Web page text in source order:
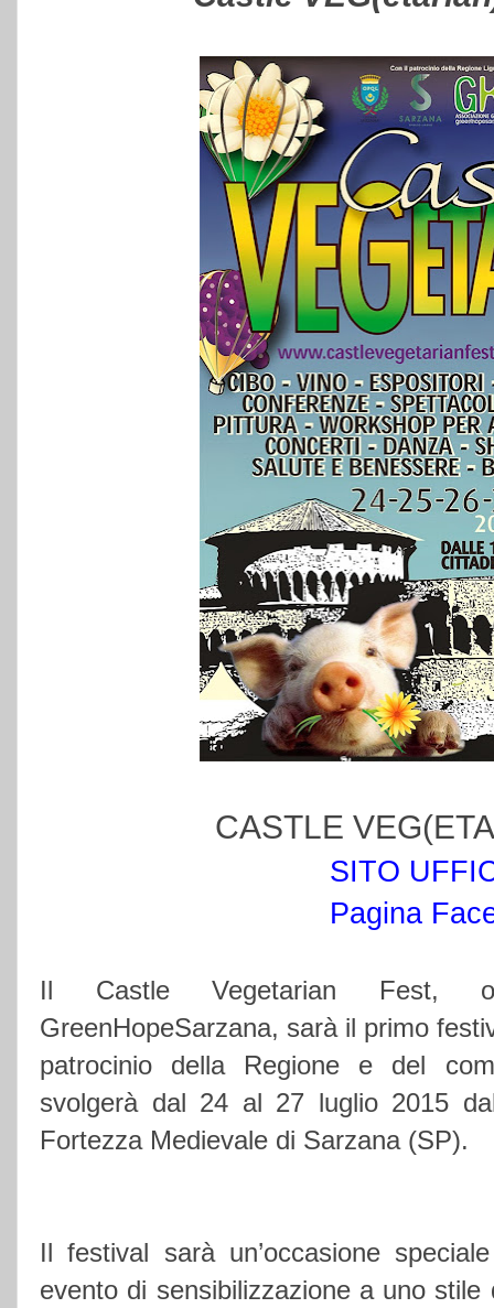
CASTLE
SITO
Pagina
Il Castle Vegetarian Fest,
GreenHopeSarzana, sarà il primo
patrocinio della Regione e del
svolgerà dal 24 al 27 luglio 2015
Fortezza Medievale di Sarzana (SP).
Il festival sarà un’occasione
evento di sensibilizzazione a uno